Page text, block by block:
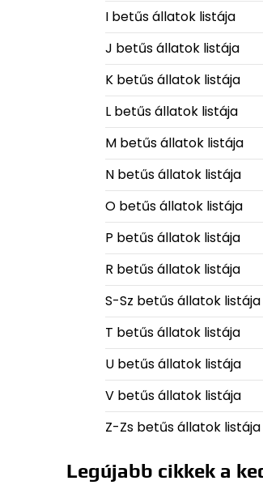
I betűs állatok listája
J betűs állatok listája
K betűs állatok listája
L betűs állatok listája
M betűs állatok listája
N betűs állatok listája
O betűs állatok listája
P betűs állatok listája
R betűs állatok listája
S-Sz betűs állatok listája
T betűs állatok listája
U betűs állatok listája
V betűs állatok listája
Z-Zs betűs állatok listája
Legújabb cikkek a